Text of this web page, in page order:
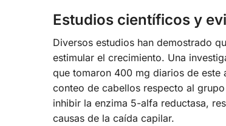
Estudios científicos y
Diversos estudios han demostrado
estimular el crecimiento. Una
que tomaron 400 mg diarios de este
conteo de cabellos respecto al
inhibir la enzima 5-alfa reductasa,
causas de la caída capilar.